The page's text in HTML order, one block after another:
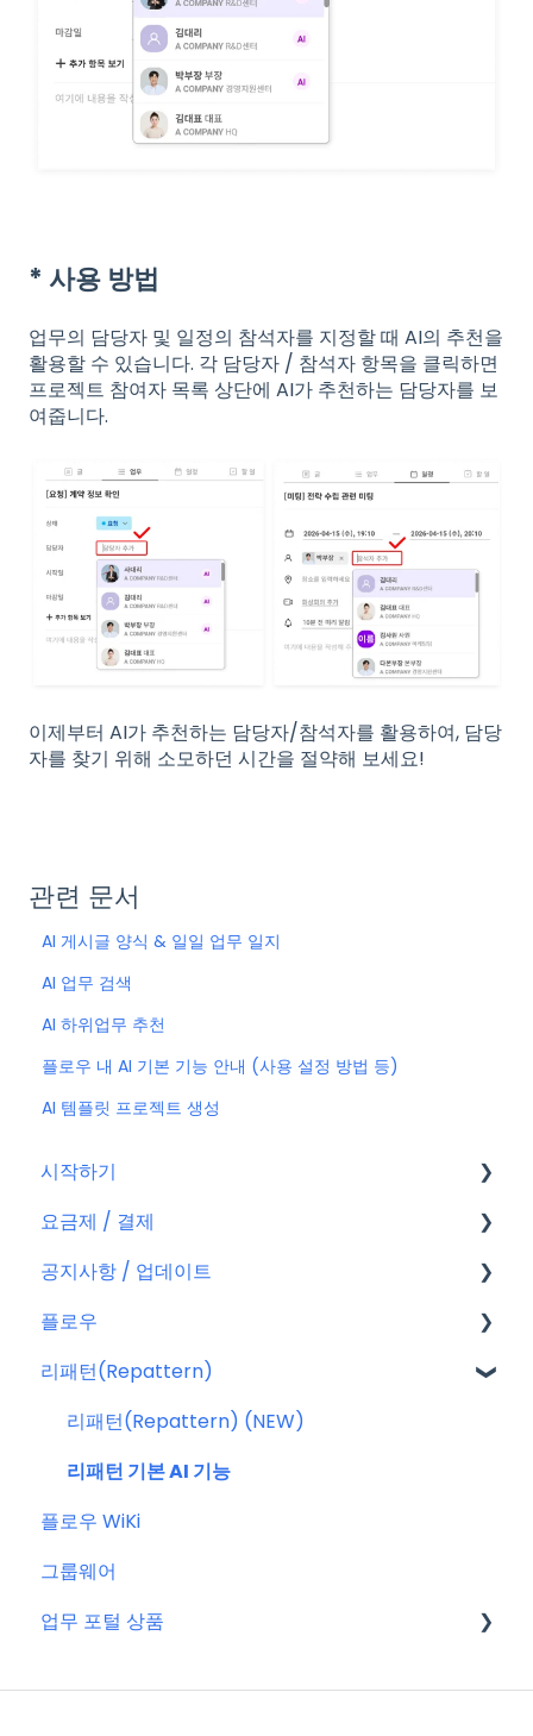
* 사용 방법
업무의 담당자 및 일정의 참석자를 지정할 때 AI의 추천을
활용할 수 있습니다. 각 담당자 / 참석자 항목을 클릭하면
프로젝트 참여자 목록 상단에 AI가 추천하는 담당자를 보
여줍니다.
이제부터 AI가 추천하는 담당자/참석자를 활용하여, 담당
자를 찾기 위해 소모하던 시간을 절약해 보세요!
관련 문서
AI 게시글 양식 & 일일 업무 일지
AI 업무 검색
AI 하위업무 추천
플로우 내 AI 기본 기능 안내 (사용 설정 방법 등)
AI 템플릿 프로젝트 생성
시작하기
회원가입
플로우 계정
요금제 / 결제
요금제
결제
결제 관련 자주 묻는 질문
공지사항 / 업데이트
공지사항
특별 프로모션
신규 업데이트 (PC&서버)
서버 작업
KT cloud BizWorks 서버 작업
공지 관련 자주 묻는 질문
플로우
플로우 관리자(어드민)
프로젝트 이해하기
프로젝트 템플릿
프로젝트 관리하는 방법
게시글 공통 기능
글
리패턴(Repattern)
리패턴(Repattern) (NEW)
리패턴 기본 AI 기능
플로우 WiKi
그룹웨어
업무 포털 상품